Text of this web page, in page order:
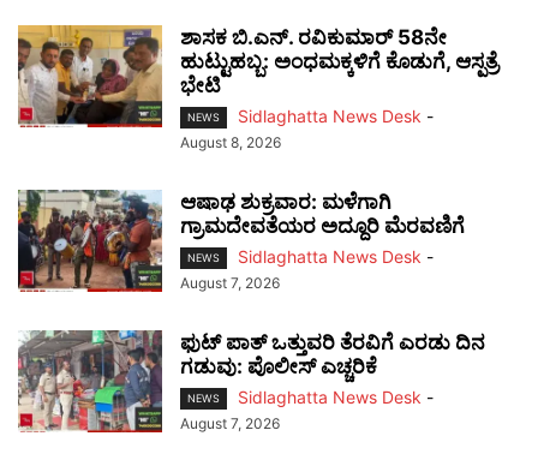
ಶಾಸಕ ಬಿ.ಎನ್. ರವಿಕುಮಾರ್ 58ನೇ
ಹುಟ್ಟುಹಬ್ಬ: ಅಂಧಮಕ್ಕಳಿಗೆ ಕೊಡುಗೆ, ಆಸ್ಪತ್ರೆ
ಭೇಟಿ
NEWS Sidlaghatta News Desk -
August 8, 2026
ಆಷಾಢ ಶುಕ್ರವಾರ: ಮಳೆಗಾಗಿ
ಗ್ರಾಮದೇವತೆಯರ ಅದ್ದೂರಿ ಮೆರವಣಿಗೆ
NEWS Sidlaghatta News Desk -
August 7, 2026
ಫುಟ್‌ ಪಾತ್ ಒತ್ತುವರಿ ತೆರವಿಗೆ ಎರಡು ದಿನ
ಗಡುವು: ಪೊಲೀಸ್ ಎಚ್ಚರಿಕೆ
NEWS Sidlaghatta News Desk -
August 7, 2026